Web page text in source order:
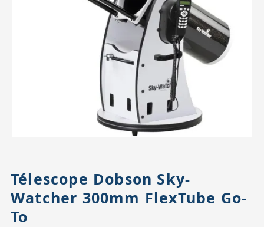
Accessoires pour montures
Têtes
Télescope Dobson Sky-
Watcher 300mm FlexTube Go-
To